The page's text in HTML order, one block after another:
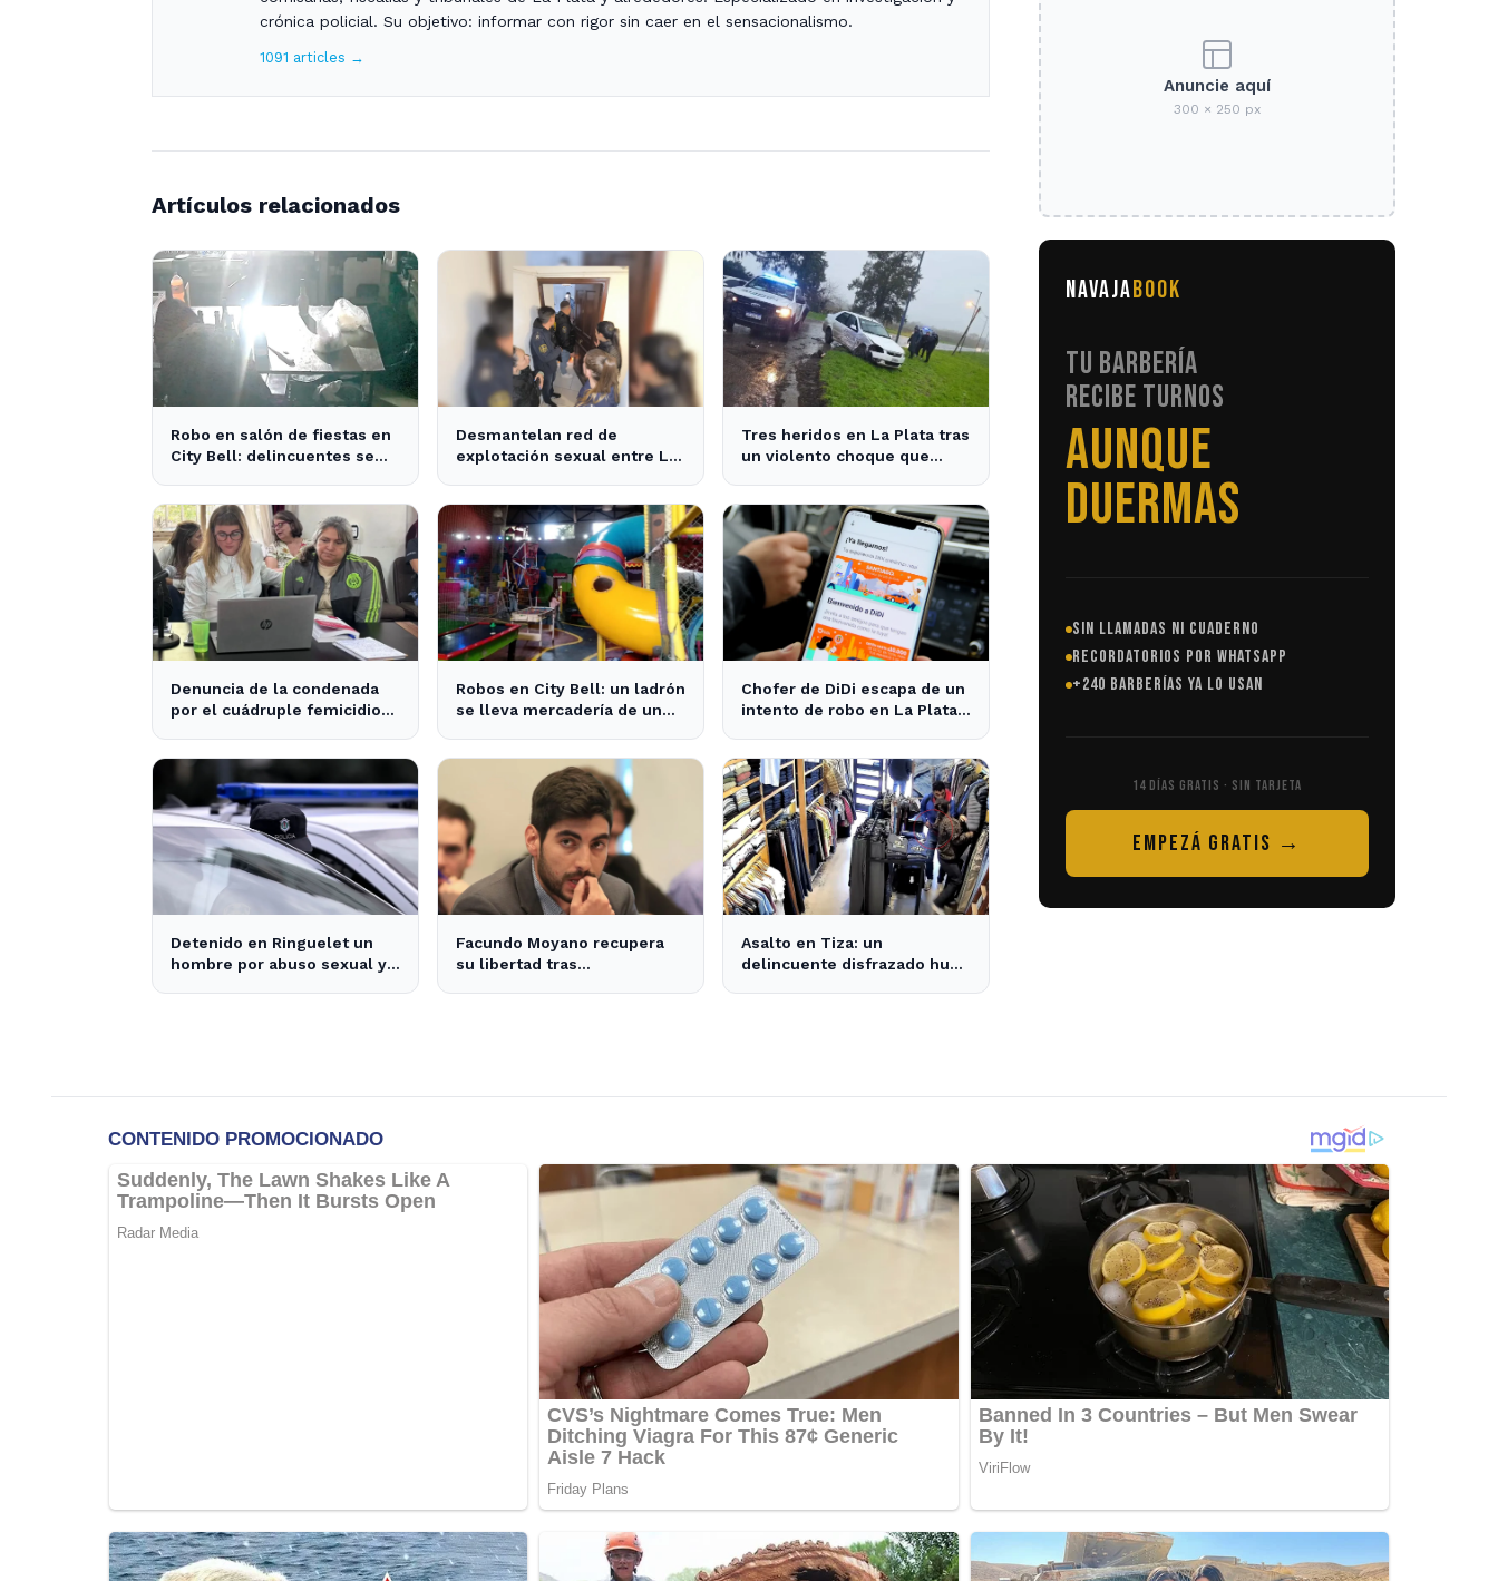
crónica policial. Su objetivo: informar con rigor sin caer en el sensacionalismo.
1091 articles →
Artículos relacionados
Robo en salón de fiestas en
City Bell: delincuentes se
Desmantelan red de
explotación sexual entre La
Tres heridos en La Plata tras
un violento choque que
Denuncia de la condenada
por el cuádruple femicidio
Robos en City Bell: un ladrón
se lleva mercadería de un
Chofer de DiDi escapa de un
intento de robo en La Plata;
Detenido en Ringuelet un
hombre por abuso sexual y
Facundo Moyano recupera
su libertad tras
Asalto en Tiza: un
delincuente disfrazado huye
Anuncie aquí
300 × 250 px
NAVAJABOOK
TU BARBERÍA
RECIBE TURNOS
SIN LLAMADAS
SIN LLAMADAS NI CUADERNO
RECORDATORIOS POR WHATSAPP
+240 BARBERÍAS YA LO USAN
14 DÍAS GRATIS · SIN TARJETA
EMPEZÁ GRATIS →